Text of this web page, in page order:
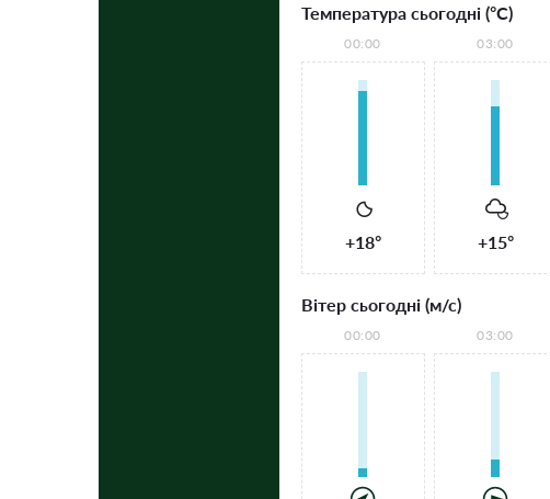
Температура сьогодні (°С)
00:00
+18°
03:00
+15°
Вітер сьогодні (м/с)
00:00 03:00